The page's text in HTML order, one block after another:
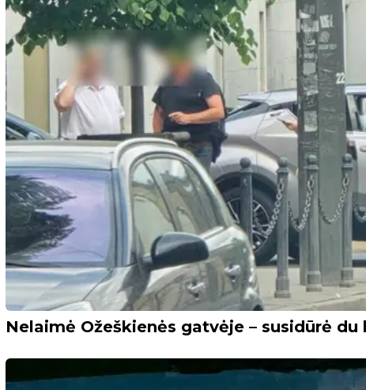
Nelaimė Ožeškienės gatvėje – susidūrė